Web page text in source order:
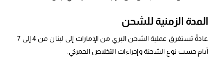
المدة الزمنية للشحن
عادةً تستغرق عملية الشحن البري من الإمارات إلى لبنان من 4 إلى 7
أيام حسب نوع الشحنة وإجراءات التخليص الجمركي.